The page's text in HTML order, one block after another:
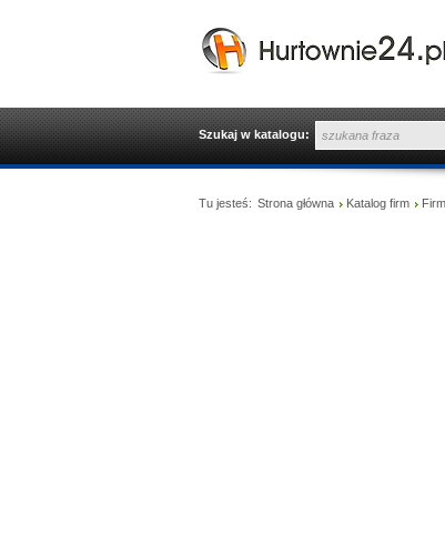
Szukaj w katalogu:
Tu jesteś: Strona główna Katalog firm